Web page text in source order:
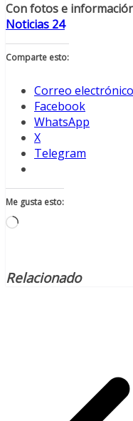
Con fotos e
Noticias 24
Comparte esto:
Correo electrónico
Facebook
WhatsApp
X
Telegram
Me gusta esto:
Cargando...
Relacionado